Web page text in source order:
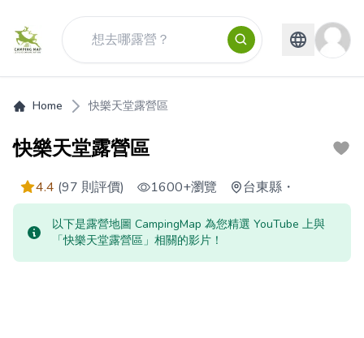
Home 快樂天堂露營區
快樂天堂露營區
4.4 (97 則評價) 1600+瀏覽 台東縣 ・
以下是露營地圖 CampingMap 為您精選 YouTube 上與
「快樂天堂露營區」相關的影片！